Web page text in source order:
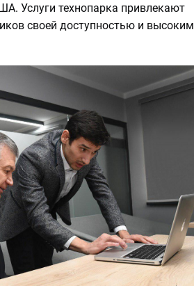
Услуги технопарка привлекают
своей доступностью и высоким